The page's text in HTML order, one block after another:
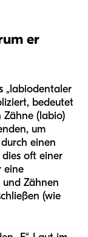
er
„labiodentaler
bedeutet
Zähne (labio)
um
einen
oft einer
eine
Zähnen
(wie